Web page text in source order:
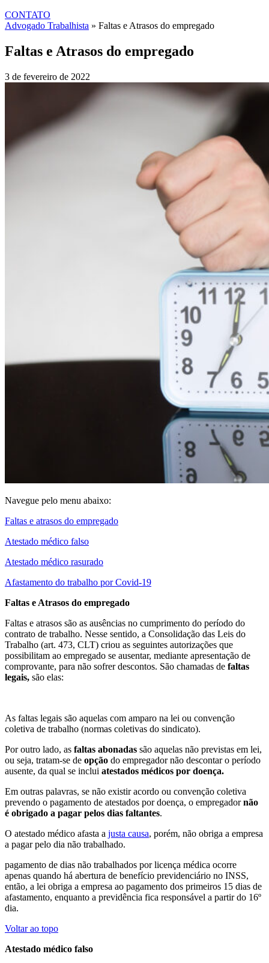
CONTATO
Advogado Trabalhista » Faltas e Atrasos do empregado
Faltas e Atrasos do empregado
3 de fevereiro de 2022
Navegue pelo menu abaixo:
Faltas e atrasos do empregado
Atestado médico falso
Atestado médico rasurado
Afastamento do trabalho por Covid-19
Faltas e Atrasos do empregado
Faltas e atrasos são as ausências no cumprimento do período do
contrato de trabalho. Nesse sentido, a Consolidação das Leis do
Trabalho (art. 473, CLT) criou as seguintes autorizações que
possibilitam ao empregado se ausentar, mediante apresentação de
comprovante, para não sofrer descontos. São chamadas de faltas
legais, são elas:
As faltas legais são aquelas com amparo na lei ou convenção
coletiva de trabalho (normas coletivas do sindicato).
Por outro lado, as faltas abonadas são aquelas não previstas em lei,
ou seja, tratam-se de opção do empregador não descontar o período
ausente, da qual se inclui atestados médicos por doença.
Em outras palavras, se não existir acordo ou convenção coletiva
prevendo o pagamento de atestados por doença, o empregadornão
é obrigado a pagar pelos dias faltantes.
O atestado médico afasta a justa causa, porém, não obriga a empresa
a pagar pelo dia não trabalhado.
pagamento de dias não trabalhados por licença médica ocorre
apenas quando há abertura de benefício previdenciário no INSS,
então, a lei obriga a empresa ao pagamento dos primeiros 15 dias de
afastamento, enquanto a previdência fica responsável a partir do 16º
dia.
Voltar ao topo
Atestado médico falso